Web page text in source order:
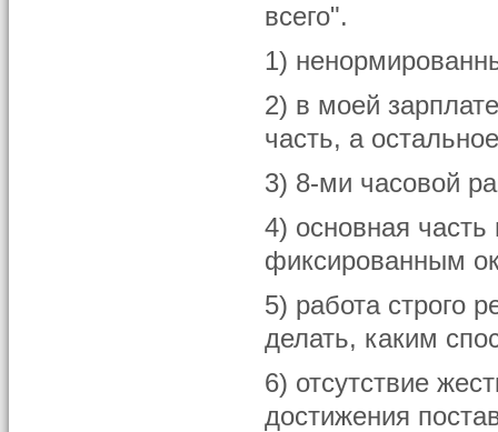
всего".
1)
2) в моей
часть, а
3) 8-ми часовой
4) основная
фиксированным
5) работа строго
делать, каким
6) отсутствие
достижения